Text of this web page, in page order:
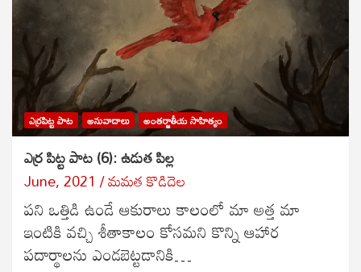
ఎర్రపిట్ట పాట అనువాదాలు అంతర్జాతీయ సాహిత్యం
ఎర్ర పిట్ట పాట (6): ఉడుత పిల్ల
June, 2021 మమత కొడిదెల
పని ఒత్తిడి ఉండే ఆకురాలు కాలంలో మా అత్త మా
ఇంటికి వచ్చి శీతాకాలం కోసమని కొన్ని ఆహార
పదార్థాలను ఎండబెట్టడానికి…